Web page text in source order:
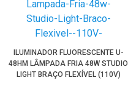
ILUMINADOR FLUORESCENTE U-
48HM LÂMPADA FRIA 48W STUDIO
LIGHT BRAÇO FLEXÍVEL (110V)